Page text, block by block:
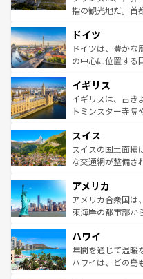
アートに溢れた街
せる。地方によっ
ンテンツ一覧を参
指の観光地だ。首
で、幅広い魅力が
聖堂、美しいビー
から魅了する。ま
いる。シャンパン
香り高いラベンダ
らに、パリ以外の
れる地方に足を運
きるだ
を参照してほしい
ドイツ
ドイツは、豊かな
の中心に位置する
顔を持つこの国は
ルリンの文化的活
してライン川沿い
は、お酒好きな人には
ドイツ情報はコン
イギリス
イギリスは、古き
トミンスター寺院
リアごとに異なる
ティー、ビール好
戦など、本場だか
ンツ一覧を参照し
スイス
スイスの国土面積
な交通網が整備さ
の建物がそのまま
博物館もあり、ア
ことができる。国
ば市内交通費無料で
着のスイス情報は
アメリカ
アメリカ合衆国は
東海岸の都市部か
のような巨大都市
ンメントが詰まっ
西部には大自然が
ハワイ
年間を通じて温暖
ハワイは、どの島